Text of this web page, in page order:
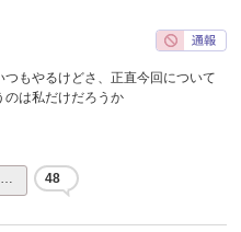
もやるけどさ、正直今回について
のは私だけだろうか
48